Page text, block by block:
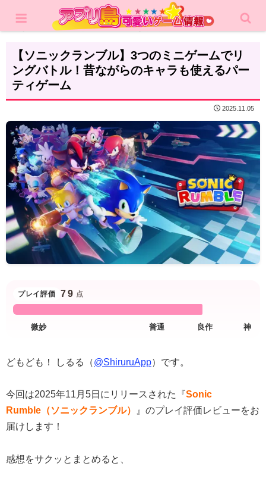
レビュー アクション
【ソニックランブル】3つのミニゲームでリ
ングバトル！昔ながらのキャラも使えるパー
ティゲーム
2025.11.05
プレイ評価 79 点
どもども！ しるる（@ShiruruApp）です。
今回は2025年11月5日にリリースされた『Sonic
Rumble（ソニックランブル）
』のプレイ評価レビューをお
届けします！
感想をサクッとまとめると、